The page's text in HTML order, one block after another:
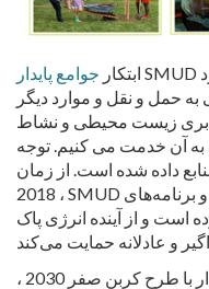
ابتکار جوامع پایدار
SMUD بر محیط های سالم محله، بهبود
حمل و نقل و موارد دیگر
زیست محیطی و نشاط
آن خدمت می کنیم. توجه
داده شده است. از زمان
2018 ، SMUD بیش از32 میلیون دلار در مشارکت‌ها و برنامه‌های
است و از آینده انرژی پاک
با همسو کردن تلاش‌های جوامع پایدار با طرح کربن صفر 2030 ،